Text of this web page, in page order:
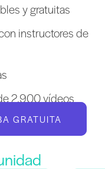
y gratuitas
instructores de
2.900 vídeos
GRATUITA